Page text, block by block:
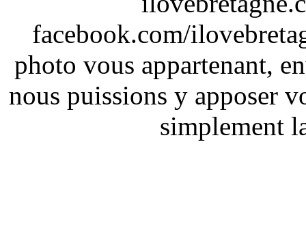
facebook.com/
photo vous appartenant,
nous puissions y apposer
simplement